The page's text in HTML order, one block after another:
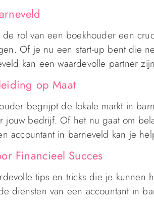
rol van een boekhouder een
Of je nu een start-up bent die
kan een waardevolle partner
op Maat
begrijpt de lokale markt in
jouw bedrijf. Of het nu gaat om
accountant in barneveld kan je
Financieel Succes
tips en tricks die je
diensten van een accountant in